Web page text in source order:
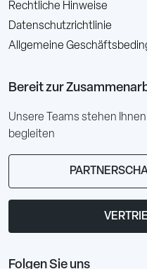
Rechtliche Hinweise
Datenschutzrichtlinie
Allgemeine
Bereit zur
Unsere Teams stehen
begleiten
Folgen Sie uns